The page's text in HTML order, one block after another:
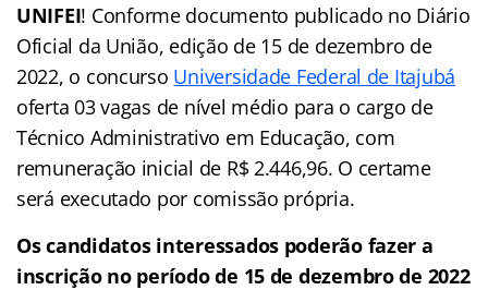
UNIFEI! Conforme documento publicado no Diário
Oficial da União, edição de 15 de dezembro de
2022, o concurso Universidade Federal de Itajubá
oferta 03 vagas de nível médio para o cargo de
Técnico Administrativo em Educação, com
remuneração inicial de R$ 2.446,96. O certame
será executado por comissão própria.
Os candidatos interessados poderão fazer a
inscrição no período de 15 de dezembro de 2022